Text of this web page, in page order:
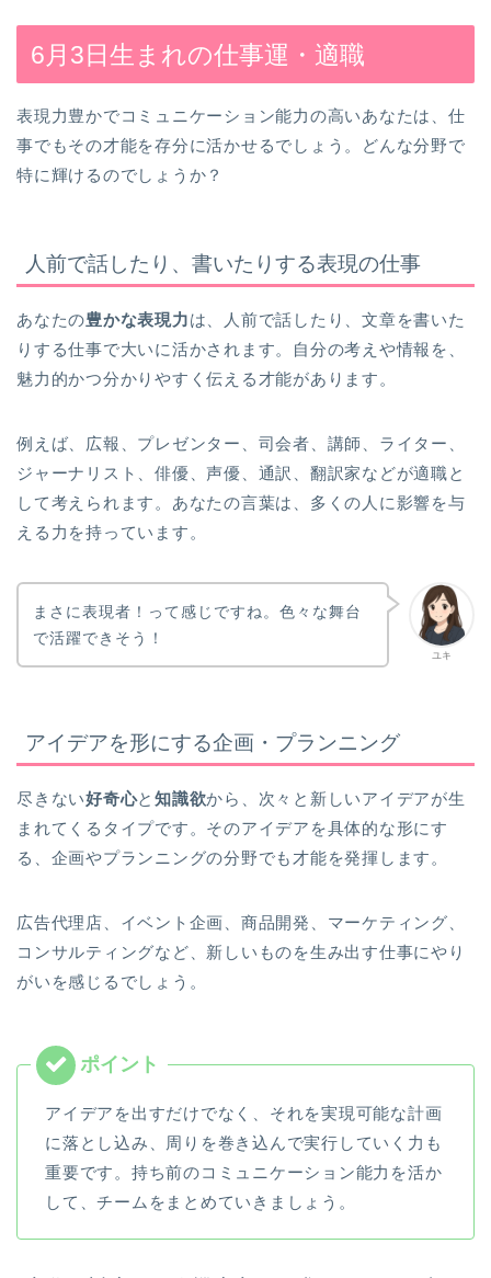
6月3日生まれの仕事運・適職
表現力豊かでコミュニケーション能力の高いあなたは、仕
事でもその才能を存分に活かせるでしょう。どんな分野で
特に輝けるのでしょうか？
人前で話したり、書いたりする表現の仕事
あなたの豊かな表現力は、人前で話したり、文章を書いた
りする仕事で大いに活かされます。自分の考えや情報を、
魅力的かつ分かりやすく伝える才能があります。
例えば、広報、プレゼンター、司会者、講師、ライター、
ジャーナリスト、俳優、声優、通訳、翻訳家などが適職と
して考えられます。あなたの言葉は、多くの人に影響を与
える力を持っています。
ユキ
まさに表現者！って感じですね。色々な舞台
で活躍できそう！
アイデアを形にする企画・プランニング
尽きない好奇心と知識欲から、次々と新しいアイデアが生
まれてくるタイプです。そのアイデアを具体的な形にす
る、企画やプランニングの分野でも才能を発揮します。
広告代理店、イベント企画、商品開発、マーケティング、
コンサルティングなど、新しいものを生み出す仕事にやり
がいを感じるでしょう。
アイデアを出すだけでなく、それを実現可能な計画
に落とし込み、周りを巻き込んで実行していく力も
重要です。持ち前のコミュニケーション能力を活か
して、チームをまとめていきましょう。